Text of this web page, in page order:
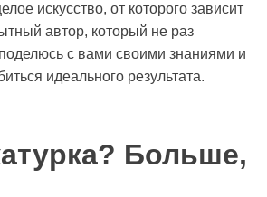
искусство, от которого зависит
автор, который не раз
с вами своими знаниями и
идеального результата.
Больше,